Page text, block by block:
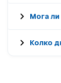
Мога
Колко